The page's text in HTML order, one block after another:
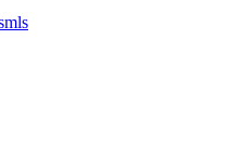
mls